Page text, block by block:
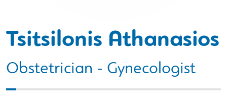
Tsitsilonis Athanasios
Obstetrician - Gynecologist